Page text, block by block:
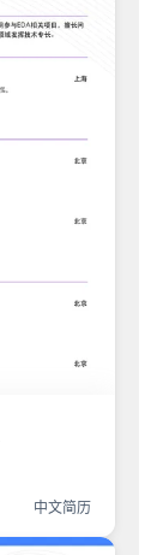
中文简历